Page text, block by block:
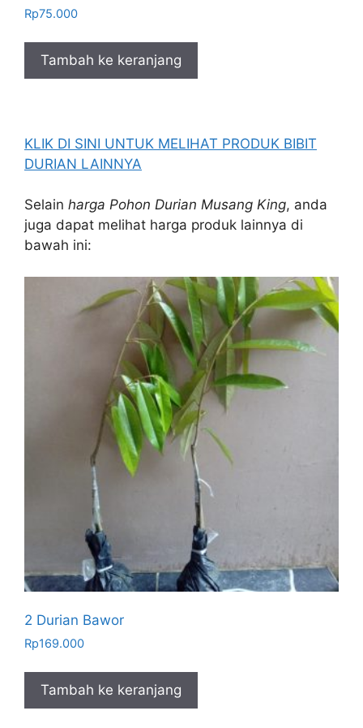
Rp75.000
Tambah ke keranjang
KLIK DI SINI UNTUK MELIHAT PRODUK BIBIT
DURIAN LAINNYA
Selain harga Pohon Durian Musang King, anda
juga dapat melihat harga produk lainnya di
bawah ini:
2 Durian Bawor
Rp169.000
Tambah ke keranjang